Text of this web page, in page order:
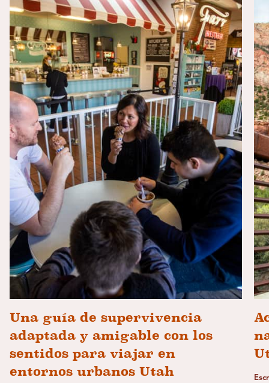
Una guía de supervivencia
adaptada y amigable con los
sentidos para viajar en
entornos urbanos Utah